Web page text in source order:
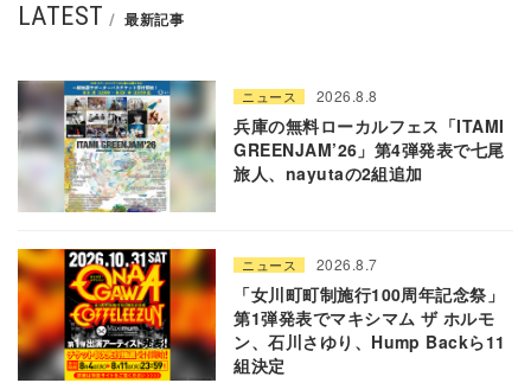
LATEST 最新記事
ニュース 2026.8.8
兵庫の無料ローカルフェス「ITAMI
GREENJAM’26」第4弾発表で七尾
旅人、nayutaの2組追加
ニュース 2026.8.7
「女川町町制施行100周年記念祭」
第1弾発表でマキシマム ザ ホルモ
ン、石川さゆり、Hump Backら11
組決定